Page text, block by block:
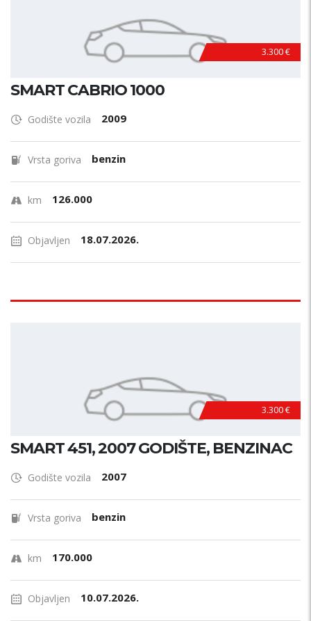
3.300 €
SMART CABRIO 1000
Godište vozila 2009
Vrsta goriva benzin
km 126.000
Objavljen 18.07.2026.
3.300 €
SMART 451, 2007 GODIŠTE, BENZINAC
Godište vozila 2007
Vrsta goriva benzin
km 170.000
Objavljen 10.07.2026.